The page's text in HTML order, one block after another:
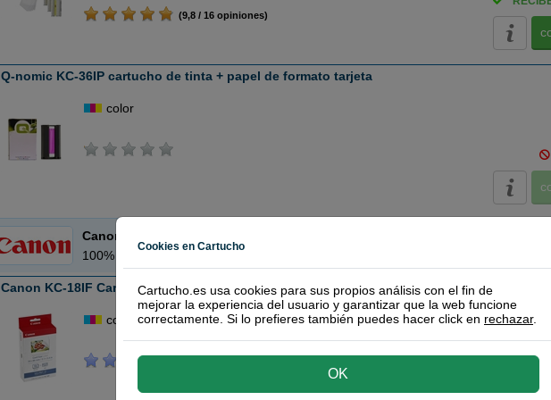
(9,8 / 16 opiniones)
Q-nomic KC-36IP cartucho de tinta + papel de formato tarjeta
color
Canon
100% Cartuchos Originales Canon
Canon KC-18IF Cartucho de Tinta + Papel Fotográfico Tarjeta Adhesiva 86x54mm (18u.)
color
Cookies en Cartucho
Cartucho.es usa cookies para sus propios análisis con el fin de
mejorar la experiencia del usuario y garantizar que la web funcione
correctamente. Si lo prefieres también puedes hacer click en rechazar.
OK